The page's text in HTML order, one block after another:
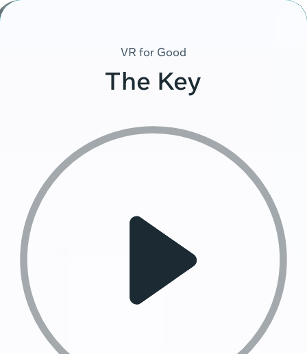
Skip
to
VR for Good
The Key